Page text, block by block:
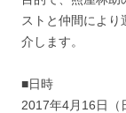
ストと仲間によ
介します。
■日時
2017年4月16日（